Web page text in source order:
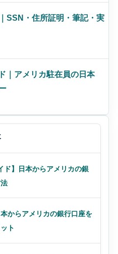
SSN・住所証明・筆記・実
｜アメリカ駐在員の日本
ド】日本からアメリカの銀
からアメリカの銀行口座を
ト